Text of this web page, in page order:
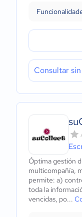
Consultar
Óptima gestión
multicompañía,
permite: a)
toda la
vencidas, po...